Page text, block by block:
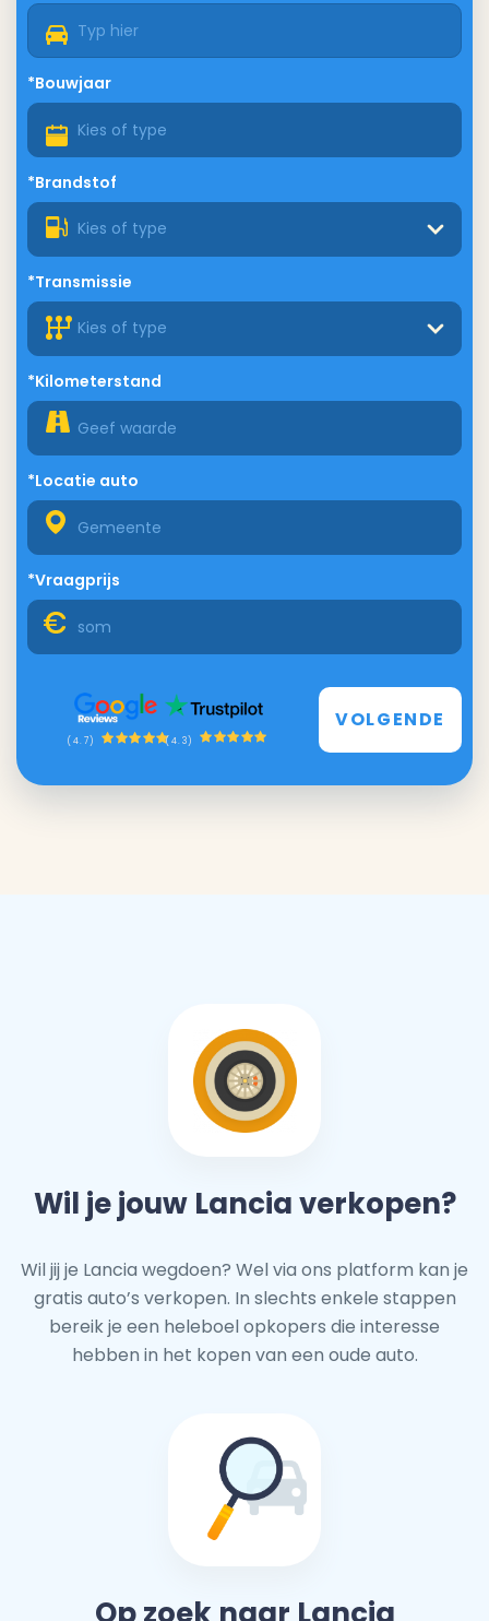
*Bouwjaar
*Brandstof
Kies of type
*Transmissie
Kies of type
*Kilometerstand
*Locatie auto
*Vraagprijs
(4.7) (4.3)
VOLGENDE
Wil je jouw Lancia verkopen?
Wil jij je Lancia wegdoen? Wel via ons platform kan je
gratis auto’s verkopen. In slechts enkele stappen
bereik je een heleboel opkopers die interesse
hebben in het kopen van een oude auto.